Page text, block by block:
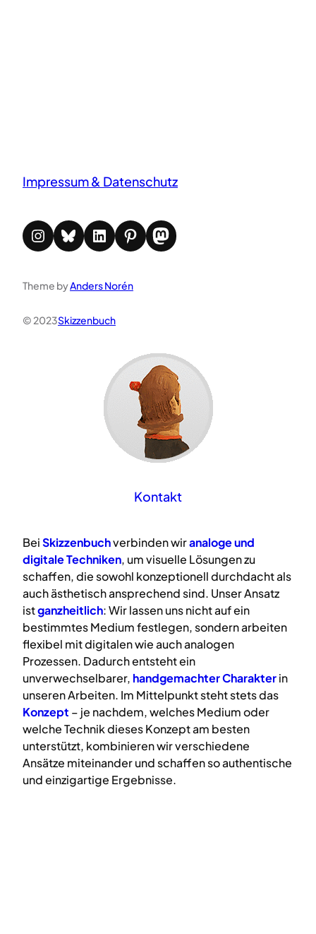
Impressum & Datenschutz
Instagram Bluesky LinkedIn Pinterest Mastodon
Theme byAnders Norén
© 2023Skizzenbuch
Kontakt
BeiSkizzenbuchverbinden wiranalogeund
digitaleTechniken, um visuelle Lösungen zu
schaffen, die sowohl konzeptionell durchdacht als
auch ästhetisch ansprechend sind. Unser Ansatz
istganzheitlich: Wir lassen uns nicht auf ein
bestimmtes Medium festlegen, sondern arbeiten
flexibel mit digitalen wie auch analogen
Prozessen. Dadurch entsteht ein
unverwechselbarer, handgemachter Charakterin
unseren Arbeiten. Im Mittelpunkt steht stets das
Konzept – je nachdem, welches Medium oder
welche Technik dieses Konzept am besten
unterstützt, kombinieren wir verschiedene
Ansätze miteinander und schaffen so authentische
und einzigartige Ergebnisse.